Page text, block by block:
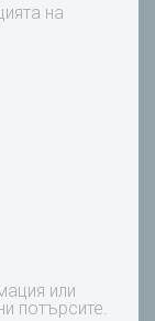
на
или
потърсите.